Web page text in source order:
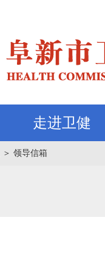
走进卫健
＞ 领导信箱